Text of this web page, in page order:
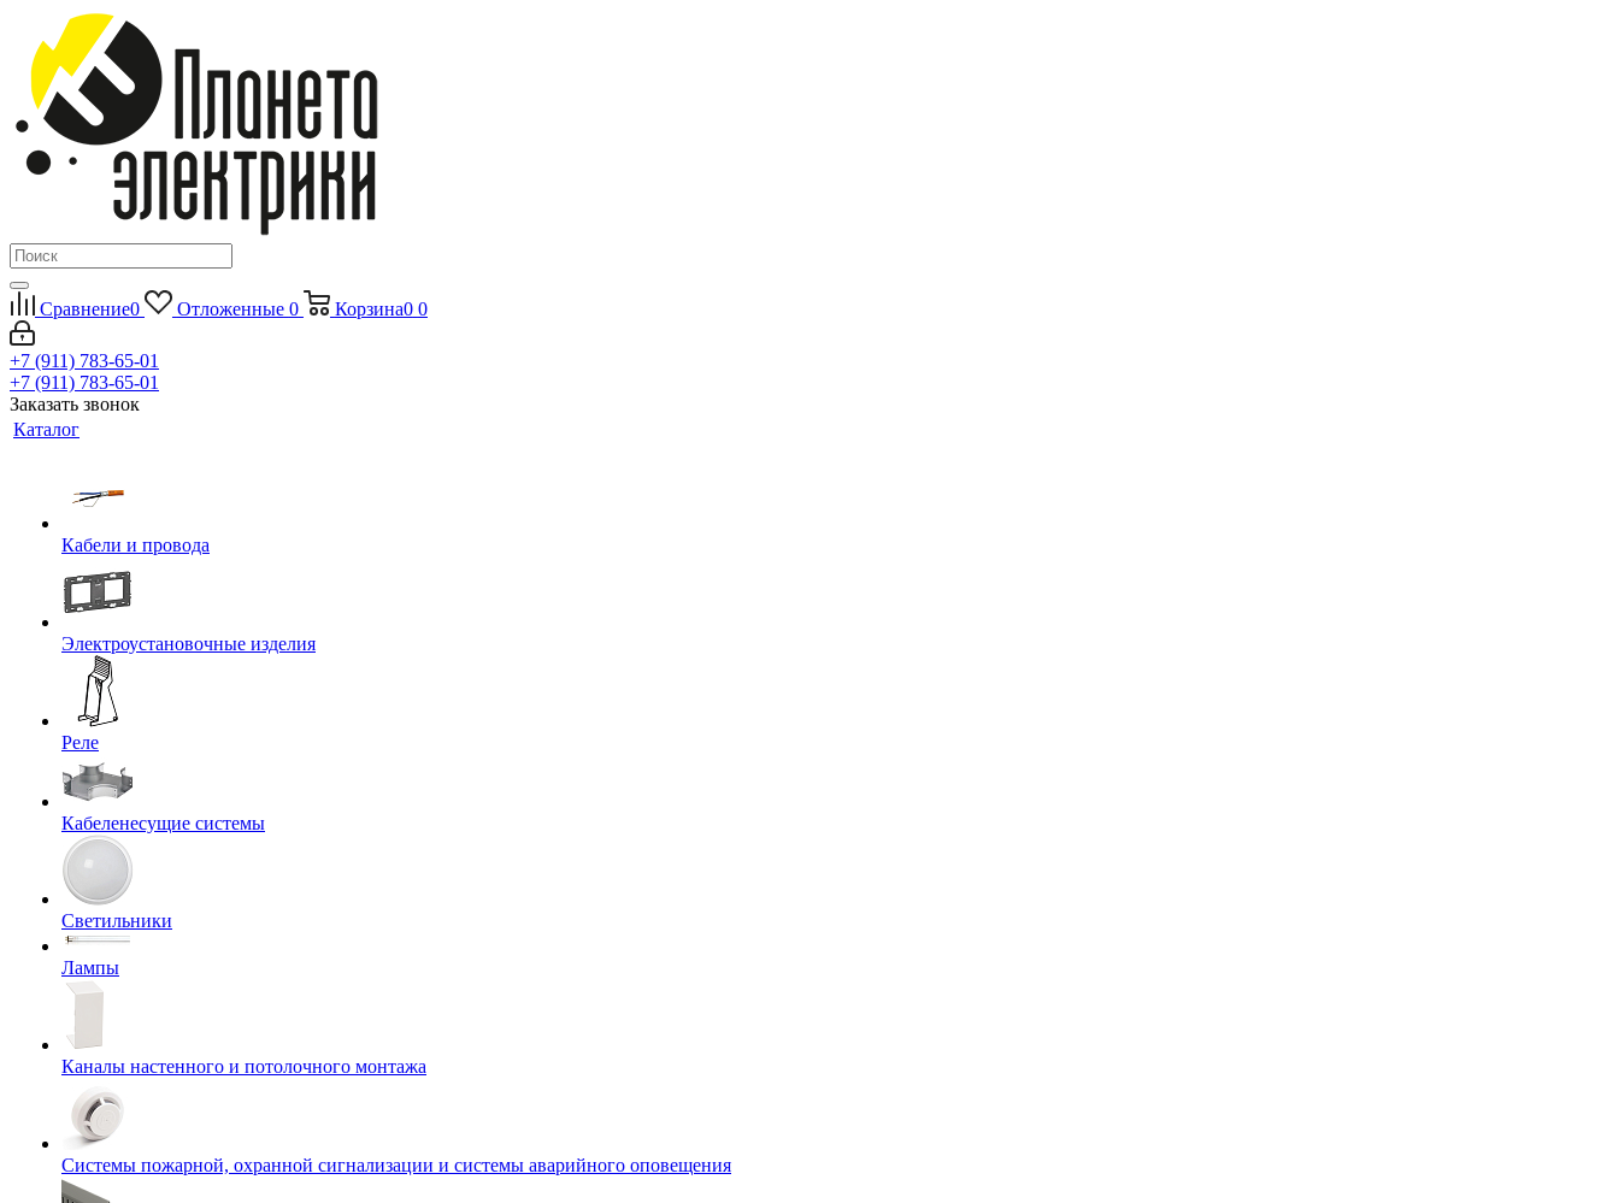
Сравнение0 Отложенные 0 Корзина0 0
+7 (911) 783-65-01
+7 (911) 783-65-01
Заказать звонок
Каталог
Кабели и провода
Электроустановочные изделия
Реле
Кабеленесущие системы
Светильники
Лампы
Каналы настенного и потолочного монтажа
Системы пожарной, охранной сигнализации и системы аварийного оповещения